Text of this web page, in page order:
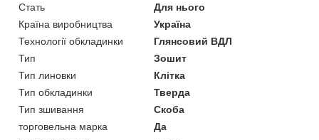
Стать
Для нього
Країна виробництва
Україна
Технології обкладинки
Глянсовий ВДЛ
Тип
Зошит
Тип линовки
Клітка
Тип обкладинки
Тверда
Тип зшивання
Скоба
торговельна марка
Да